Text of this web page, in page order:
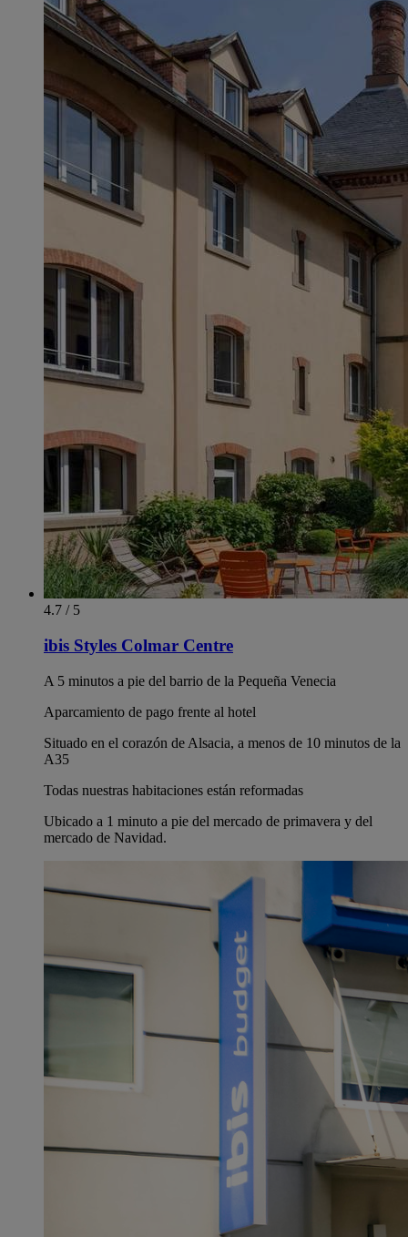
4.7 / 5
ibis Styles Colmar Centre
A 5 minutos a pie del barrio de la Pequeña Venecia
Aparcamiento de pago frente al hotel
Situado en el corazón de Alsacia, a menos de 10 minutos de la
A35
Todas nuestras habitaciones están reformadas
Ubicado a 1 minuto a pie del mercado de primavera y del
mercado de Navidad.